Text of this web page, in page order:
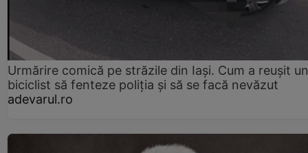
Urmărire comică pe străzile din Iași. Cum a reușit un
biciclist să fenteze poliția și să se facă nevăzut
adevarul.ro